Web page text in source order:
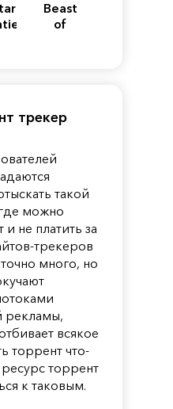
Beast
of
трекер
такой
можно
и не платить за
трекеров
много, но
рекламы,
всякое
торрент что-
торрент
к таковым.